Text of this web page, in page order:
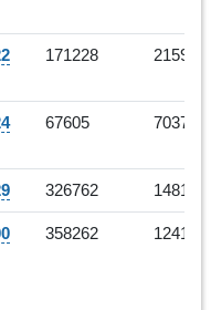
171228 215992
67605 70375
326762 148177
358262 12419